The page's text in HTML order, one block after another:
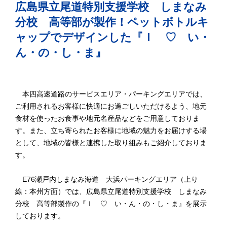
広島県立尾道特別支援学校 しまなみ
分校 高等部が製作！ペットボトルキ
ャップでデザインした『Ｉ ♡ い・
ん・の・し・ま』
本四高速道路のサービスエリア・パーキングエリアでは、
ご利用されるお客様に快適にお過ごしいただけるよう、地元
食材を使ったお食事や地元名産品などをご用意しておりま
す。また、立ち寄られたお客様に地域の魅力をお届けする場
として、地域の皆様と連携した取り組みもご紹介しておりま
す。
E76瀬戸内しまなみ海道 大浜パーキングエリア（上り
線：本州方面）では、広島県立尾道特別支援学校 しまなみ
分校 高等部製作の『Ｉ ♡ い・ん・の・し・ま』を展示
しております。